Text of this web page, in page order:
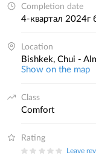
Completion date
4-квартал 2024г
Location
Bishkek, Chui -
Show on the map
Class
comfort
Rating
Leave